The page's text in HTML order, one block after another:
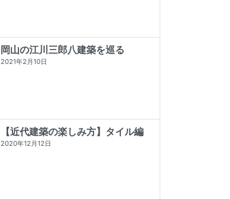
岡山の江川三郎八建築を巡る
2021年2月10日
【近代建築の楽しみ方】タイル編
2020年12月12日